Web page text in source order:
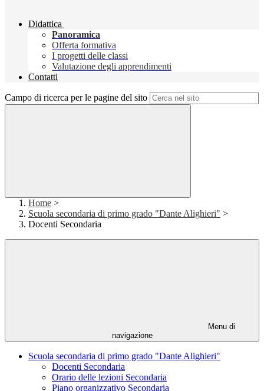
Didattica
Panoramica
Offerta formativa
I progetti delle classi
Valutazione degli apprendimenti
Contatti
Campo di ricerca per le pagine del sito
Home >
Scuola secondaria di primo grado "Dante Alighieri" >
Docenti Secondaria
Menu di
navigazione
Scuola secondaria di primo grado "Dante Alighieri"
Docenti Secondaria
Orario delle lezioni Secondaria
Piano organizzativo Secondaria